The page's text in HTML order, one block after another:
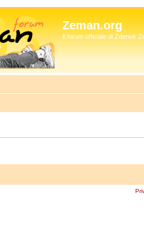
Zeman.org
Il forum ufficiale di Zdenek